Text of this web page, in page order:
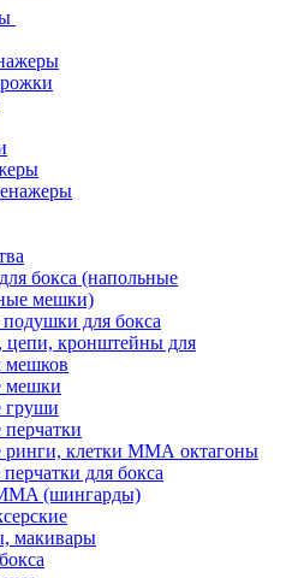
бокса (напольные
мешки)
для бокса
цепи, кронштейны для
мешков
мешки
груши
перчатки
ринги, клетки ММА октагоны
для бокса
(шингарды)
макивары